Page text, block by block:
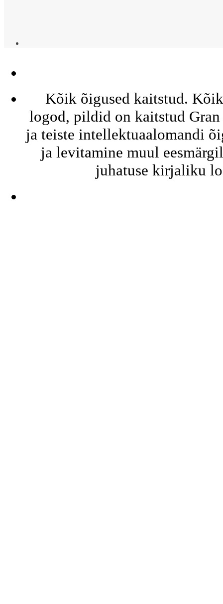
Kõik õigused kaitstud.
logod, pildid on kaitstud
ja teiste intellektuaalomandi
ja levitamine muul
juhatuse kirjaliku